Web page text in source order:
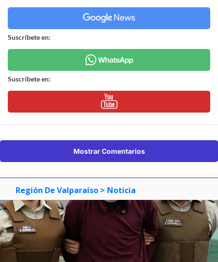
Suscríbete en:
Suscríbete en:
Mostrar Comentarios
Región De Valparaíso > Noticia